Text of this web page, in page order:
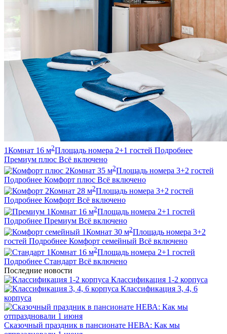
1Комнат 16 м2Площадь номера 2+1 гостей Подробнее
Премиум плюс Всё включено
2Комнат 35 м2Площадь номера 3+2 гостей
Подробнее Комфорт плюс Всё включено
2Комнат 28 м2Площадь номера 3+2 гостей
Подробнее Комфорт Всё включено
1Комнат 16 м2Площадь номера 2+1 гостей
Подробнее Премиум Всё включено
1Комнат 30 м2Площадь номера 3+2
гостей Подробнее Комфорт семейный Всё включено
1Комнат 16 м2Площадь номера 2+1 гостей
Подробнее Стандарт Всё включено
Последние новости
Классификация 1-2 корпуса
Классификация 3, 4, 6
корпуса
Сказочный праздник в пансионате НЕВА: Как мы